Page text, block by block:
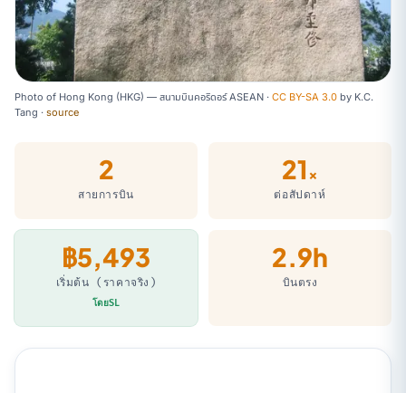
Photo of Hong Kong (HKG) — สนามบินคอริดอร์ ASEAN · CC BY-SA 3.0 by K.C.
Tang · source
2
สายการบิน
21×
ต่อสัปดาห์
฿5,493
เริ่มต้น (ราคาจริง)
โดยSL
2.9h
บินตรง